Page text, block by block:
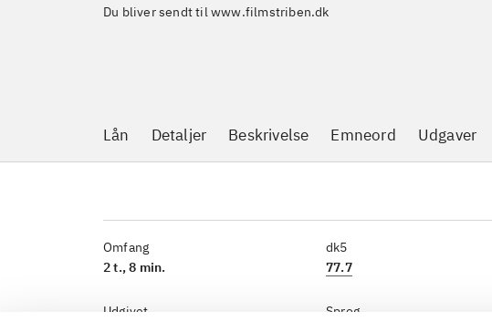
Du bliver sendt til www.filmstriben.dk
Lån Detaljer Beskrivelse Emneord Udgaver
Omfang
2 t., 8 min.
Udgivet
dk5
77.7
Sprog